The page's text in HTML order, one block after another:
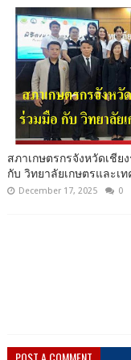
สภาเกษตรกรจังหวัดเชี
กับ วิทยาลัยเกษตรและเ
December 17, 2025 0